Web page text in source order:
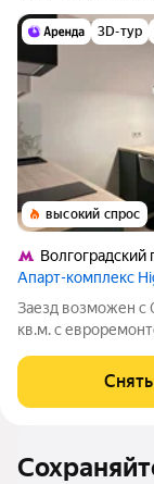
3D-тур
высокий спрос
Волгоградский
Апарт-комплекс
Заезд возможен с
кв.м. с
Стиральная машина Холодильник Посудомоечная машина
Снять